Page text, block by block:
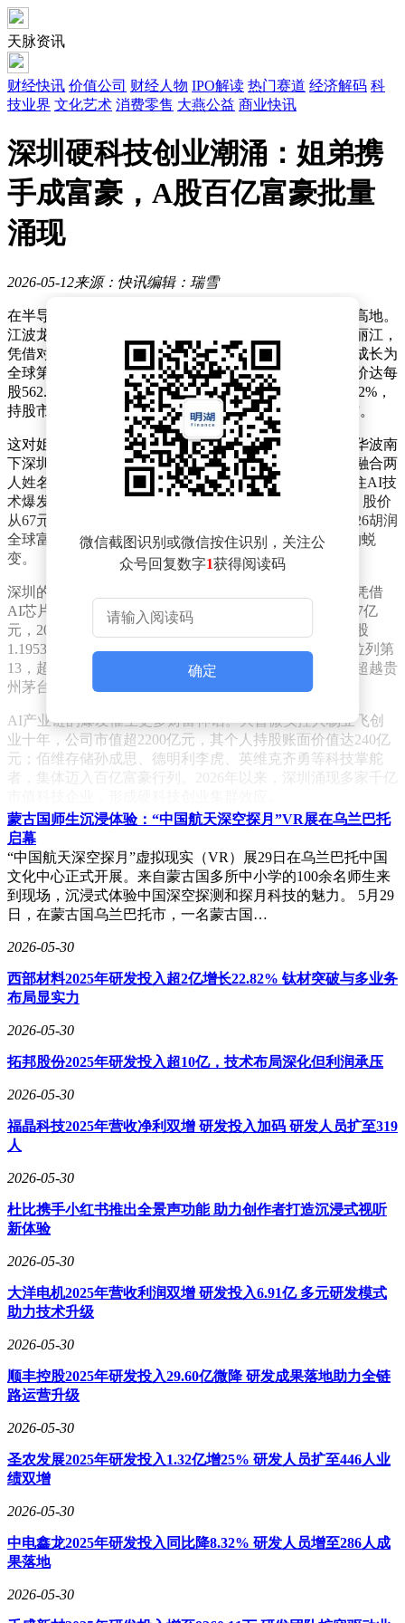
天脉资讯
财经快讯 价值公司 财经人物 IPO解读 热门赛道 经济解码 科
技业界 文化艺术 消费零售 大燕公益 商业快讯
深圳硬科技创业潮涌：姐弟携
手成富豪，A股百亿富豪批量
涌现
2026-05-12来源：快讯编辑：瑞雪
在半导体行业的浪潮中，深圳成为硬科技创业者的造富高地。
江波龙电子股份有限公司创始人蔡华波与双胞胎姐姐蔡丽江，
凭借对存储芯片领域的深耕，带领公司从华强北小柜台成长为
全球第二大独立存储器企业。截至最新数据，江波龙股价达每
股562.22元，市值突破2356亿元，蔡氏姐弟合计持股约42%，
持股市值超929亿元，被业界称为“创业板最牛创业组合”。
这对姐弟的创业故事始于上世纪90年代。高中毕业的蔡华波南
下深圳打拼，1999年与姐姐共同创立江波龙，公司名称融合两
人姓名末字与生肖“龙”。经过二十余年发展，江波龙抓住AI技
术爆发机遇，2025年净利润同比增长185%至14.23亿元，股价
从67元飙升至508元。蔡华波更以520亿元身家跻身《2026胡润
全球富豪榜》第553位，完成从草根创业者到科技富豪的蜕
变。
深圳的硬科技造富效应正在扩散。寒武纪创始人陈天石凭借
AI芯片领域的突破，带领公司营收同比暴增453%至64.97亿
元，2025年市值突破7100亿元。这位中科大博士直接持股
1.1953亿股，身价超2000亿元，在福布斯中国富豪榜中位列第
13，超越传统制造巨头王传福、李书福。其股价曾一度超越贵
州茅台，被投资者冠以“寒王”称号。
AI产业链的爆发催生更多财富神话。大普微实控人杨亚飞创
业十年，公司市值超2200亿元，其个人持股账面价值达240亿
元；佰维存储孙成思、德明利李虎、英维克齐勇等科技掌舵
者，集体迈入百亿富豪行列。2026年以来，深圳涌现多家千亿
这场财富盛宴不止于深圳。山东上市公司中际旭创作为光模块
龙头，2025年股价涨幅超300%，市值最高突破7000亿元。其
实控人王伟修以832.61亿元财富估值登顶山东富豪榜，展现AI
算力基础设施领域的造富潜力。从存储芯片到AI算力，中国
科技企业正在全球产业链中占据关键位置，催生新一代财富创
造者。
微信截图识别或微信按住识别，关注公
众号回复数字1获得阅读码
确定
蒙古国师生沉浸体验：“中国航天深空探月”VR展在乌兰巴托
启幕
“中国航天深空探月”虚拟现实（VR）展29日在乌兰巴托中国
文化中心正式开展。来自蒙古国多所中小学的100余名师生来
到现场，沉浸式体验中国深空探测和探月科技的魅力。 5月29
日，在蒙古国乌兰巴托市，一名蒙古国…
2026-05-30
西部材料2025年研发投入超2亿增长22.82% 钛材突破与多业务
布局显实力
2026-05-30
拓邦股份2025年研发投入超10亿，技术布局深化但利润承压
2026-05-30
福晶科技2025年营收净利双增 研发投入加码 研发人员扩至319
人
2026-05-30
杜比携手小红书推出全景声功能 助力创作者打造沉浸式视听
新体验
2026-05-30
大洋电机2025年营收利润双增 研发投入6.91亿 多元研发模式
助力技术升级
2026-05-30
顺丰控股2025年研发投入29.60亿微降 研发成果落地助力全链
路运营升级
2026-05-30
圣农发展2025年研发投入1.32亿增25% 研发人员扩至446人业
绩双增
2026-05-30
中电鑫龙2025年研发投入同比降8.32% 研发人员增至286人成
果落地
2026-05-30